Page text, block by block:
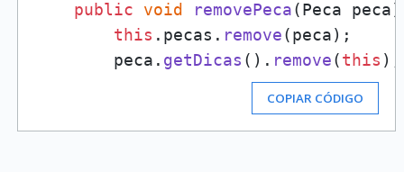
public void removePeca(Peca peca
this . pecas . remove(peca);
        peca.
getDicas (). remove(this
COPIAR CÓDIGO